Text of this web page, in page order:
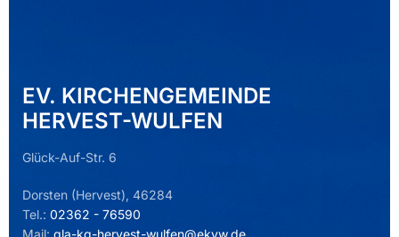
EV. KIRCHENGEMEINDE
HERVEST-WULFEN
Glück-Auf-Str. 6
Dorsten (Hervest), 46284
Tel.: 02362 - 76590
Mail: gla-kg-hervest-wulfen@ekvw.de